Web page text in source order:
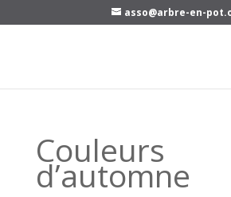
asso@arbre-en-
Couleurs
d’automne